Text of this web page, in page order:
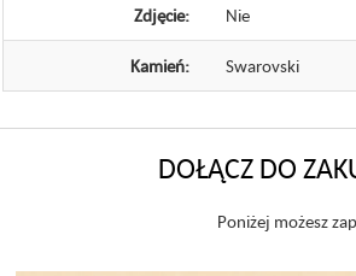
Zdjęcie: Nie
Kamień: Swarovski
DOŁĄCZ DO
Poniżej możesz